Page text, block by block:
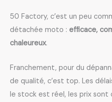
50 Factory, c’est un peu
détachée moto : efficace,
chaleureux.
Franchement, pour du
de qualité, c’est top. Les
le stock est réel, les prix sont